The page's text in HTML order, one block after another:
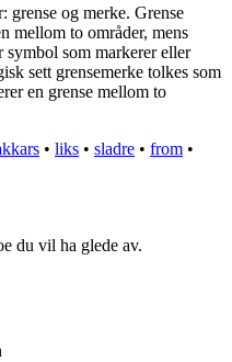
grense og merke. Grense
mellom to områder, mens
som markerer eller
sett grensemerke tolkes som
en grense mellom to
• liks • sladre • from •
du vil ha glede av.